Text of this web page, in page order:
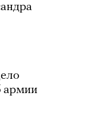
армии